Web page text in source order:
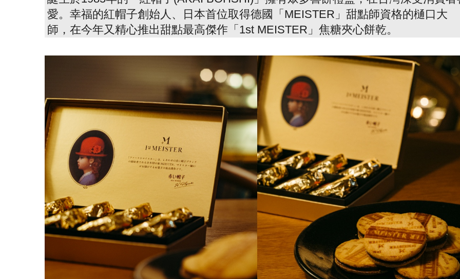
愛。幸福的紅帽子創始人、日本首位取得德國「MEISTER」甜點師資格的樋口大
師，在今年又精心推出甜點最高傑作「1st MEISTER」焦糖夾心餅乾。